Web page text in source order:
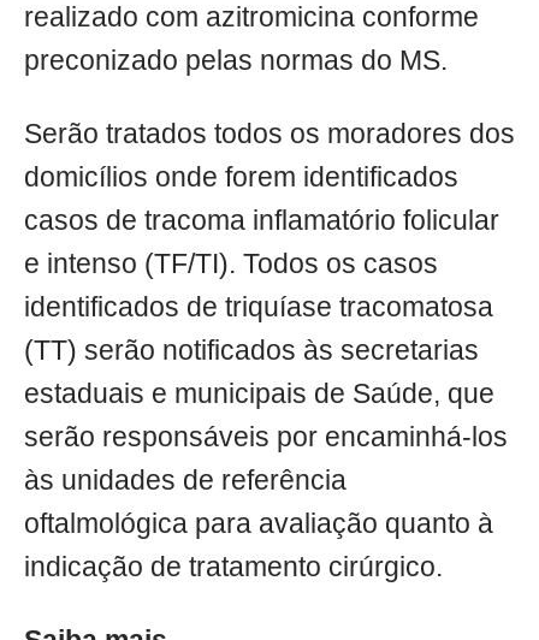
realizado com azitromicina conforme
preconizado pelas normas do MS.
Serão tratados todos os moradores dos
domicílios onde forem identificados
casos de tracoma inflamatório folicular
e intenso (TF/TI). Todos os casos
identificados de triquíase tracomatosa
(TT) serão notificados às secretarias
estaduais e municipais de Saúde, que
serão responsáveis por encaminhá-los
às unidades de referência
oftalmológica para avaliação quanto à
indicação de tratamento cirúrgico.